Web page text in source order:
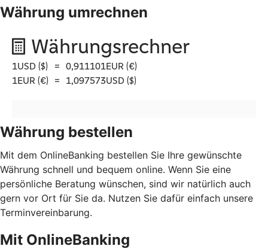
Währung umrechnen
Währung bestellen
Mit dem OnlineBanking bestellen Sie Ihre gewünschte
Währung schnell und bequem online. Wenn Sie eine
persönliche Beratung wünschen, sind wir natürlich auch
gern vor Ort für Sie da. Nutzen Sie dafür einfach unsere
Terminvereinbarung.
Mit OnlineBanking